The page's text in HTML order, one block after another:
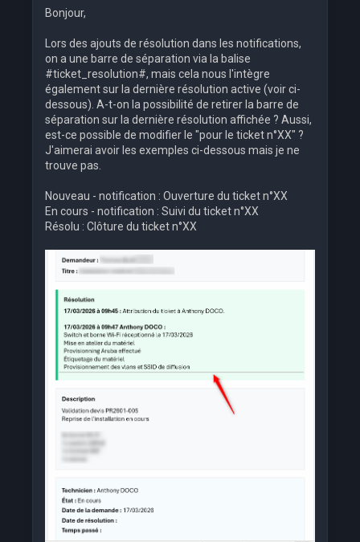
Bonjour,
Lors des ajouts de résolution dans les notifications,
on a une barre de séparation via la balise
#ticket_resolution#, mais cela nous l'intègre
également sur la dernière résolution active (voir ci-
dessous). A-t-on la possibilité de retirer la barre de
séparation sur la dernière résolution affichée ? Aussi,
est-ce possible de modifier le "pour le ticket n°XX" ?
J'aimerai avoir les exemples ci-dessous mais je ne
trouve pas.
Nouveau - notification : Ouverture du ticket n°XX
En cours - notification : Suivi du ticket n°XX
Résolu : Clôture du ticket n°XX